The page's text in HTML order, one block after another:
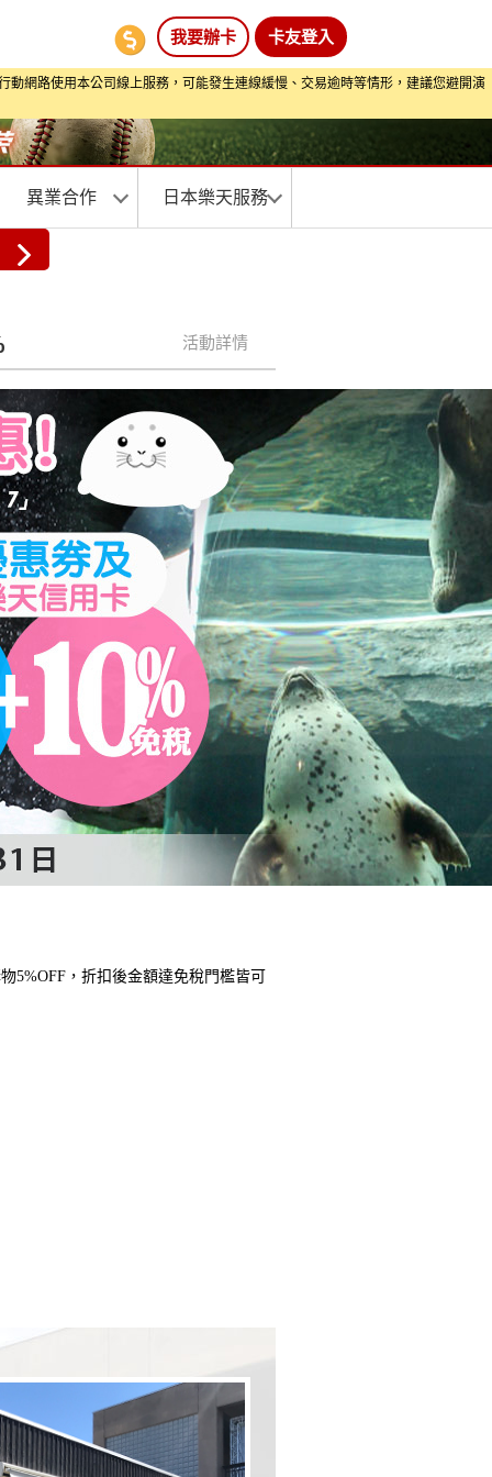
卡友登入
我要辦卡
網路使用本公司線上服務，可能發生連線緩慢、交易逾時等情形，建議您避開演
異業合作 日本樂天服務
活動詳情
5%OFF，折扣後金額達免稅門檻皆可